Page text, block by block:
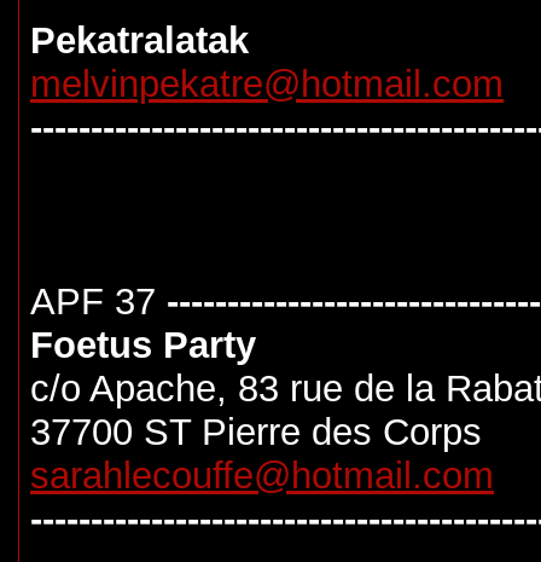
Pekatralatak
melvinpekatre@hotmail.com
APF 37
Foetus Party
c/o Apache, 83 rue de la
37700 ST Pierre des Corps
sarahlecouffe@hotmail.com